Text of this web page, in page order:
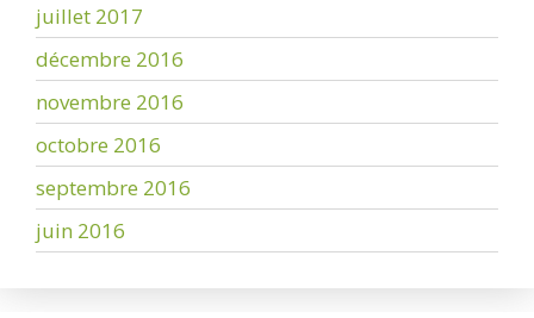
juillet 2017
décembre 2016
novembre 2016
octobre 2016
septembre 2016
juin 2016